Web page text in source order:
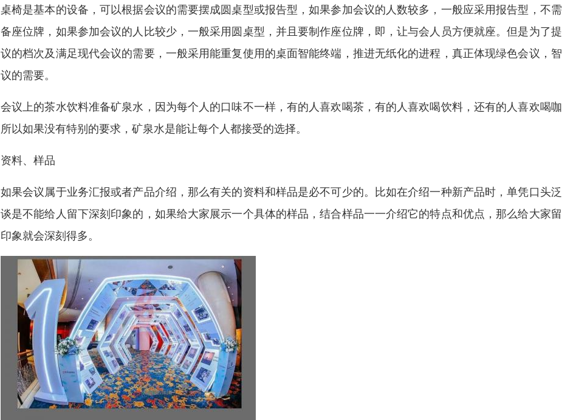
桌椅是基本的设备，可以根据会议的需要摆成圆桌型或报告型，如果参加会议的人数较多，一般应采用报告型，不
备座位牌，如果参加会议的人比较少，一般采用圆桌型，并且要制作座位牌，即，让与会人员方便就座。但是为了
议的档次及满足现代会议的需要，一般采用能重复使用的桌面智能终端，推进无纸化的进程，真正体现绿色会议，
议的需要。
会议上的茶水饮料准备矿泉水，因为每个人的口味不一样，有的人喜欢喝茶，有的人喜欢喝饮料，还有的人喜欢喝
所以如果没有特别的要求，矿泉水是能让每个人都接受的选择。
资料、样品
如果会议属于业务汇报或者产品介绍，那么有关的资料和样品是必不可少的。比如在介绍一种新产品时，单凭口头
谈是不能给人留下深刻印象的，如果给大家展示一个具体的样品，结合样品一一介绍它的特点和优点，那么给大家
印象就会深刻得多。